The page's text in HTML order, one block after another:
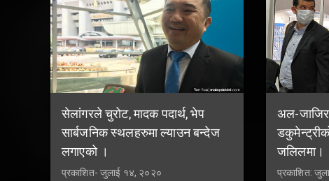
सेलांगरले चुरोट, मादक पदार्थ, भेप
सार्बजनिक स्थलहरुमा ल्याउन बन्देज
लगाएको ।
प्रकाशित- जुलाई १४, २०२०
अल-
जलिलमा।
प्रकाशित: